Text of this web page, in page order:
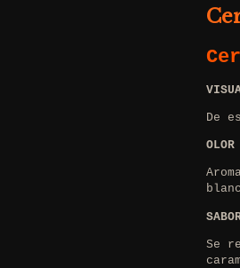
De
OLOR
Se